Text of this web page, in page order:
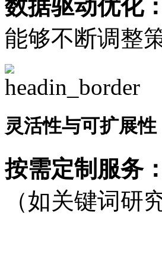
数据驱动优化：
能够不断调整
灵活性与可扩展性
按需定制服务：
（如关键词研